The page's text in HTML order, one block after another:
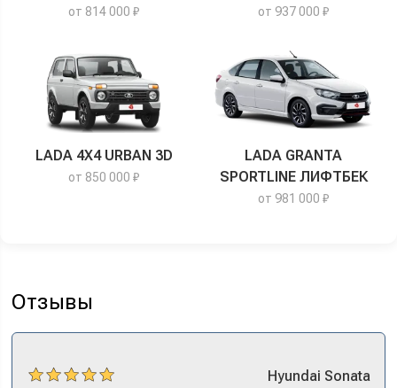
от 814 000 ₽ от 937 000 ₽
LADA 4X4 URBAN 3D
от 850 000 ₽
LADA GRANTA
SPORTLINE ЛИФТБЕК
от 981 000 ₽
Отзывы
Hyundai Sonata